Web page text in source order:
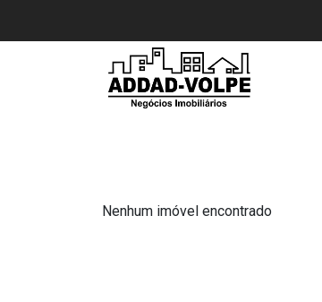
Nenhum imóvel encontrado